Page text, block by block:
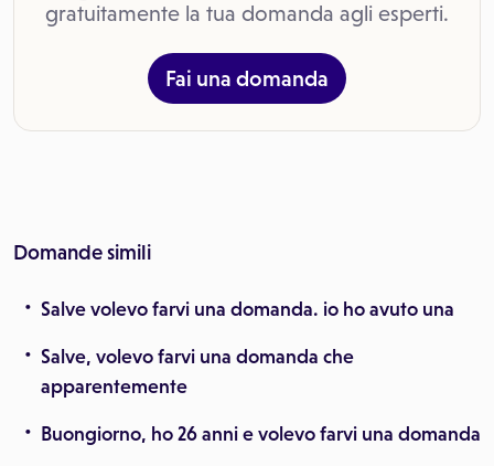
gratuitamente la tua domanda agli esperti.
Fai una domanda
Domande simili
Salve volevo farvi una domanda. io ho avuto una
Salve, volevo farvi una domanda che
apparentemente
Buongiorno, ho 26 anni e volevo farvi una domanda